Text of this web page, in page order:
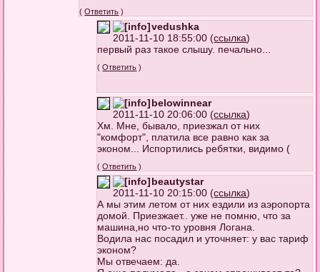
(Ответить )
vedushka
2011-11-10 18:55:00 (ссылка)
первый раз такое слышу. печально...
(Ответить )
belowinnear
2011-11-10 20:06:00 (ссылка)
Хм. Мне, бывало, приезжал от них
"комфорт", платила все равно как за
эконом... Испортились ребятки, видимо (
(Ответить )
beautystar
2011-11-10 20:15:00 (ссылка)
А мы этим летом от них ездили из аэропорта
домой. Приезжает.. уже не помню, что за
машина,но что-то уровня Логана.
Водила нас посадил и уточняет: у вас тариф
эконом?
Мы отвечаем: да.